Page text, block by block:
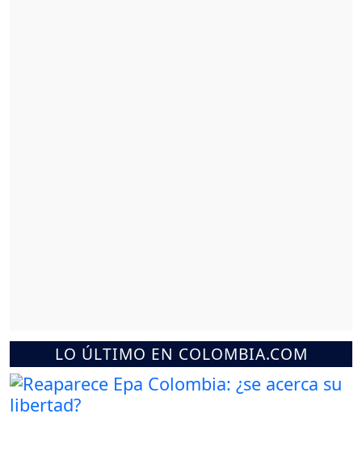
LO ÚLTIMO EN COLOMBIA.COM